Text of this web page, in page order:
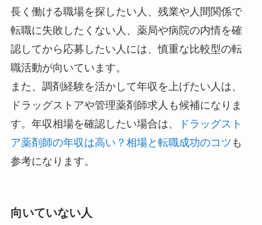
長く働ける職場を探したい人、残業や人間関係で
転職に失敗したくない人、薬局や病院の内情を確
認してから応募したい人には、慎重な比較型の転
職活動が向いています。
また、調剤経験を活かして年収を上げたい人は、
ドラッグストアや管理薬剤師求人も候補になりま
す。年収相場を確認したい場合は、
ドラッグスト
ア薬剤師の年収は高い？相場と転職成功のコツ も
参考になります。
向いていない人